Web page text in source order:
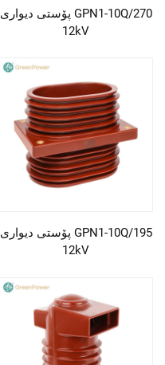
پۆستی دیواری GPN1-10Q/270
12kV
پۆستی دیواری GPN1-10Q/195
12kV